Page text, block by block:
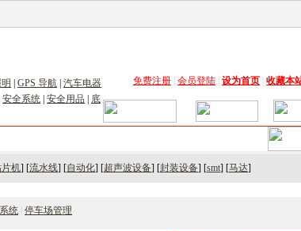
GPS 导航 汽车电器
安全系统 安全用品
底
免费注册 会员登陆 设为首页 收藏本
片机] [流水线] [自动化] [超声波设备] [封装设备] [smt] [马达]
统 停车场管理